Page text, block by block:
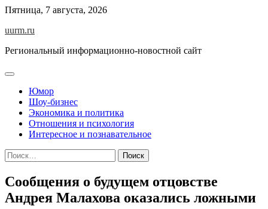
Skip
content
Пятница, 7 августа, 2026
uurm.ru
Региональный информационно-новостной сайт
Юмор
Шоу-бизнес
Экономика и политика
Отношения и психология
Интересное и познавательное
Найти:
Сообщения о будущем отцовстве
Андрея Малахова оказались ложными